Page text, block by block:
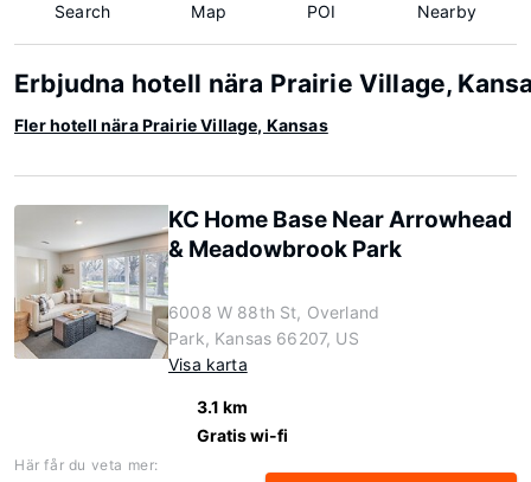
Search Map POI Nearby
Erbjudna hotell nära Prairie Village,
Fler hotell nära Prairie Village, Kansas
KC Home Base Near Arrowhead
& Meadowbrook Park
6008 W 88th St, Overland
Park, Kansas 66207, US
Visa karta
3.1 km
Gratis wi-fi
Här får du veta mer: